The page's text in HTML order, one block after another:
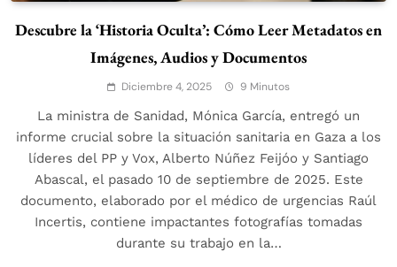
Descubre la ‘Historia Oculta’: Cómo Leer Metadatos en
Imágenes, Audios y Documentos
Diciembre 4, 2025 9 Minutos
La ministra de Sanidad, Mónica García, entregó un
informe crucial sobre la situación sanitaria en Gaza a los
líderes del PP y Vox, Alberto Núñez Feijóo y Santiago
Abascal, el pasado 10 de septiembre de 2025. Este
documento, elaborado por el médico de urgencias Raúl
Incertis, contiene impactantes fotografías tomadas
durante su trabajo en la…